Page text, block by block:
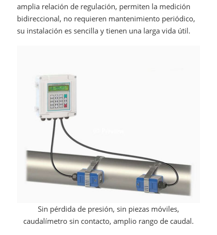
amplia relación de regulación, permiten la medición
bidireccional, no requieren mantenimiento periódico,
su instalación es sencilla y tienen una larga vida útil.
Sin pérdida de presión, sin piezas móviles,
caudalímetro sin contacto, amplio rango de caudal.